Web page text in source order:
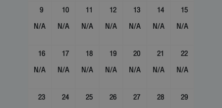
9
N/A
10
N/A
11
N/A
12
N/A
13
N/A
14
N/A
15
N/A
16
N/A
17
N/A
18
N/A
19
N/A
20
N/A
21
N/A
22
N/A
23
24
25
26
27
28
29